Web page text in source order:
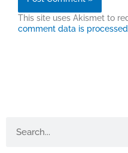
This site uses Akismet to
comment data is